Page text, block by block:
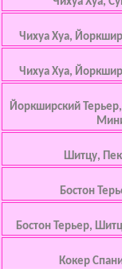
Чихуа Хуа,
Чихуа Хуа,
Йоркширский
Шитцу,
Бостон
Бостон Терьер,
Кокер